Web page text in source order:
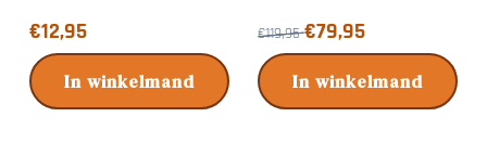
Prijs: 12,95
€12,95
In winkelmand
Van 119,95 voor 79,95
€119,95€79,95
In winkelmand